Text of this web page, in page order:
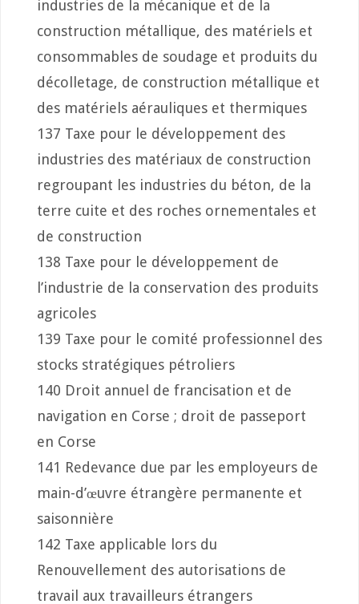
industries de la mécanique et de la
construction métallique, des matériels et
consommables de soudage et produits du
décolletage, de construction métallique et
des matériels aérauliques et thermiques
137 Taxe pour le développement des
industries des matériaux de construction
regroupant les industries du béton, de la
terre cuite et des roches ornementales et
de construction
138 Taxe pour le développement de
l’industrie de la conservation des produits
agricoles
139 Taxe pour le comité professionnel des
stocks stratégiques pétroliers
140 Droit annuel de francisation et de
navigation en Corse ; droit de passeport
en Corse
141 Redevance due par les employeurs de
main-d’œuvre étrangère permanente et
saisonnière
142 Taxe applicable lors du
Renouvellement des autorisations de
travail aux travailleurs étrangers